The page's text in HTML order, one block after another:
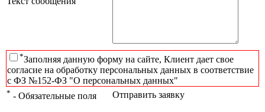
*Заполняя данную форму на сайте, Клиент дает свое
согласие на обработку персональных данных в соответствие
с ФЗ №152-ФЗ "О персональных данных"
* - Обязательные поля Отправить заявку